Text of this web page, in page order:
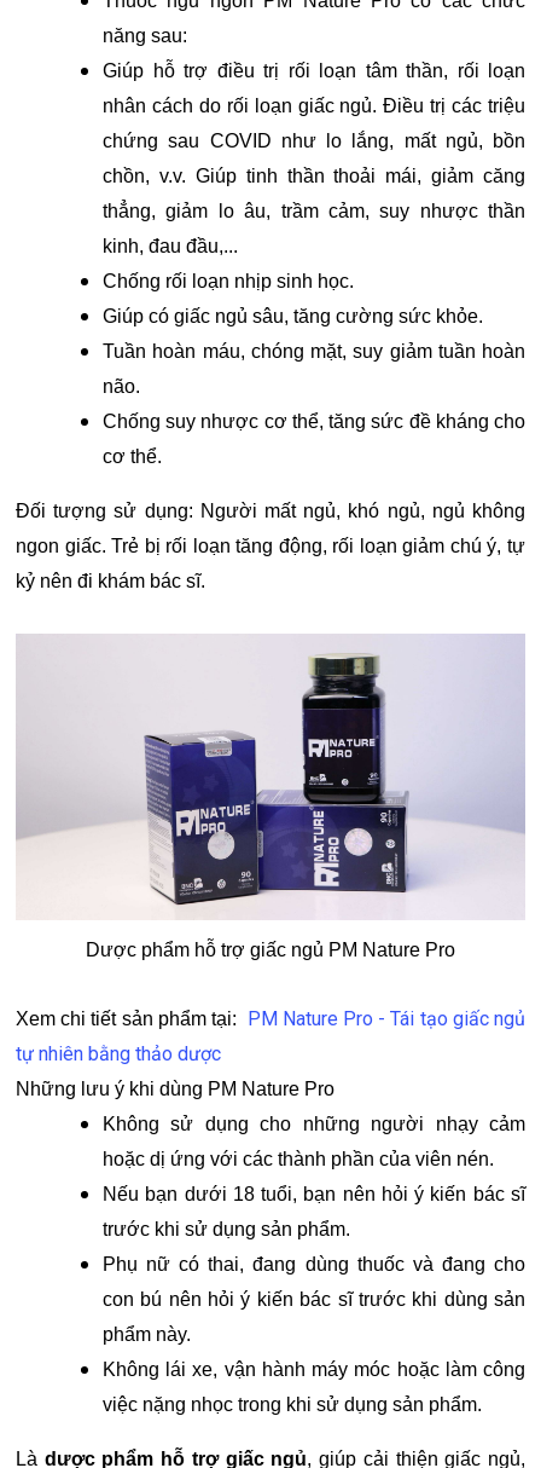
năng sau:
Giúp hỗ trợ điều trị rối loạn tâm thần, rối loạn
nhân cách do rối loạn giấc ngủ. Điều trị các triệu
chứng sau COVID như lo lắng, mất ngủ, bồn
chồn, v.v. Giúp tinh thần thoải mái, giảm căng
thẳng, giảm lo âu, trầm cảm, suy nhược thần
kinh, đau đầu,...
Chống rối loạn nhịp sinh học.
Giúp có giấc ngủ sâu, tăng cường sức khỏe.
Tuần hoàn máu, chóng mặt, suy giảm tuần hoàn
não.
Chống suy nhược cơ thể, tăng sức đề kháng cho
cơ thể.
Đối tượng sử dụng: Người mất ngủ, khó ngủ, ngủ không
ngon giấc. Trẻ bị rối loạn tăng động, rối loạn giảm chú ý, tự
kỷ nên đi khám bác sĩ.
Dược phẩm hỗ trợ giấc ngủ PM Nature Pro
Xem chi tiết sản phẩm tại:
PM Nature Pro - Tái tạo giấc ngủ
tự nhiên bằng thảo dược
Những lưu ý khi dùng PM Nature Pro
Không sử dụng cho những người nhạy cảm
hoặc dị ứng với các thành phần của viên nén.
Nếu bạn dưới 18 tuổi, bạn nên hỏi ý kiến ​​bác sĩ
trước khi sử dụng sản phẩm.
Phụ nữ có thai, đang dùng thuốc và đang cho
con bú nên hỏi ý kiến ​​bác sĩ trước khi dùng sản
phẩm này.
Không lái xe, vận hành máy móc hoặc làm công
việc nặng nhọc trong khi sử dụng sản phẩm.
Là dược phẩm hỗ trợ giấc ngủ, giúp cải thiện giấc ngủ,